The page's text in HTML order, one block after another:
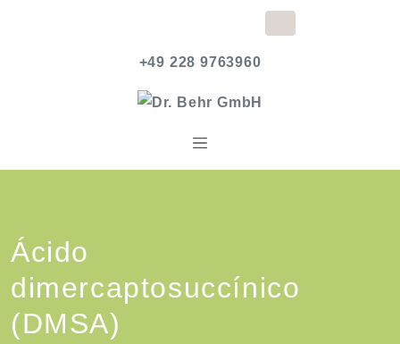
+49 228 9763960
Ácido
dimercaptosuccínico
(DMSA)